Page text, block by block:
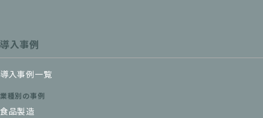
導入事例
導入事例一覧
業種別の事例
食品製造